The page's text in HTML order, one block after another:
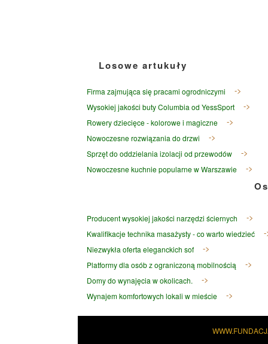
Losowe artukuły
Firma zajmująca się pracami ogrodniczymi
Wysokiej jakości buty Columbia od YessSport
Rowery dziecięce - kolorowe i magiczne
Nowoczesne rozwiązania do drzwi
Sprzęt do oddzielania izolacji od przewodów
Nowoczesne kuchnie popularne w Warszawie
Producent wysokiej jakości narzędzi ściernych
Kwalifikacje technika masażysty - co warto wiedzieć
Niezwykła oferta eleganckich sof
Platformy dla osób z ograniczoną mobilnością
Domy do wynajęcia w okolicach.
Wynajem komfortowych lokali w mieście